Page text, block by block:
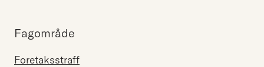
Fagområde
Foretaksstraff